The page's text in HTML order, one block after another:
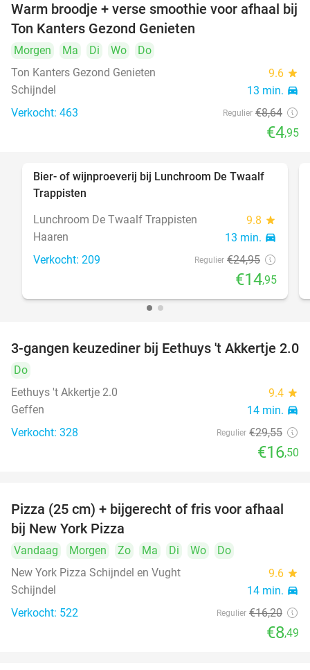
43%
Warm broodje + verse smoothie voor afhaal bij
Ton Kanters Gezond Genieten
Morgen Ma Di Wo
Do
Ton Kanters Gezond Genieten
9.6 star
Schijndel 13 min. directions_car
Verkocht: 463 Regulier €8,64
€4,95
40%
Bier- of wijnproeverij bij Lunchroom De Twaalf
Trappisten
Lunchroom De Twaalf Trappisten
9.8 star
Haaren 13 min. directions_car
Verkocht: 209 Regulier €24,95
€14,95
44%
3-gangen keuzediner bij Eethuys 't Akkertje 2.0
Do
Eethuys 't Akkertje 2.0
9.4 star
Geffen 14 min. directions_car
Verkocht: 328 Regulier €29,55
€16,50
48%
Pizza (25 cm) + bijgerecht of fris voor afhaal
bij New York Pizza
Vandaag Morgen Zo Ma Di Wo
Do
New York Pizza Schijndel en Vught
9.6 star
Schijndel 14 min. directions_car
Verkocht: 522 Regulier €16,20
€8,49